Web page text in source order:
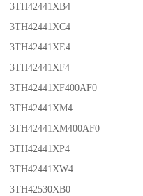
3TH42441XB4
3TH42441XC4
3TH42441XE4
3TH42441XF4
3TH42441XF400AF0
3TH42441XM4
3TH42441XM400AF0
3TH42441XP4
3TH42441XW4
3TH42530XB0